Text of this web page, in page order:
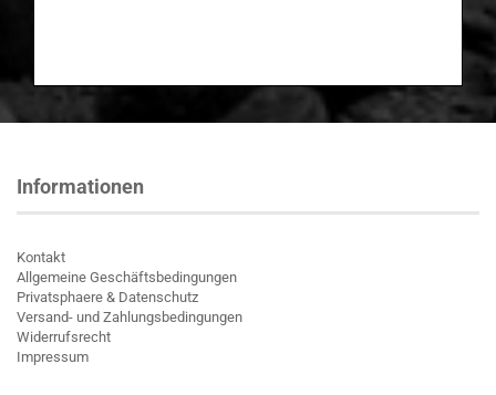
Informationen
Kontakt
Allgemeine Geschäftsbedingungen
Privatsphaere & Datenschutz
Versand- und Zahlungsbedingungen
Widerrufsrecht
Impressum